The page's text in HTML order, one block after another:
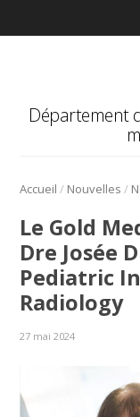
Département
Accueil / Nouvelles /
Le Gold
Dre Josée
Pediatric
Radiology
27 mai 2024